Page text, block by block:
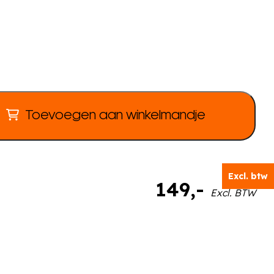
Excl. btw
Toevoegen aan winkelmandje
149,- Excl. BTW